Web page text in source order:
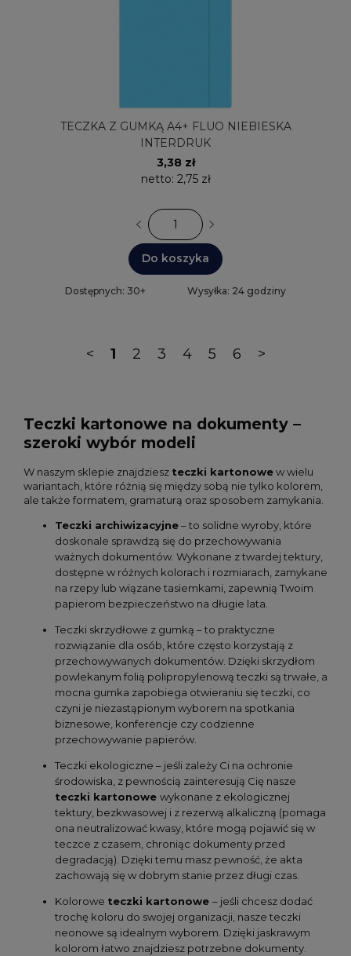
TECZKA Z GUMKĄ A4+ FLUO NIEBIESKA
INTERDRUK
3,38 zł
netto: 2,75 zł
Do koszyka
Dostępnych: 30+ Wysyłka: 24 godziny
< 1 2 3 4 5 6 >
Teczki kartonowe na dokumenty –
szeroki wybór modeli
W naszym sklepie znajdziesz teczki kartonowew wielu
wariantach, które różnią się między sobą nie tylko kolorem,
ale także formatem, gramaturą oraz sposobem zamykania.
Teczki archiwizacyjne– to solidne wyroby, które
doskonale sprawdzą się do przechowywania
ważnych dokumentów. Wykonane z twardej tektury,
dostępne w różnych kolorach i rozmiarach, zamykane
na rzepy lub wiązane tasiemkami, zapewnią Twoim
papierom bezpieczeństwo na długie lata.
Teczki skrzydłowe z gumką – to praktyczne
rozwiązanie dla osób, które często korzystają z
przechowywanych dokumentów. Dzięki skrzydłom
powlekanym folią polipropylenową teczki są trwałe, a
mocna gumka zapobiega otwieraniu się teczki, co
czyni je niezastąpionym wyborem na spotkania
biznesowe, konferencje czy codzienne
przechowywanie papierów.
Teczki ekologiczne – jeśli zależy Ci na ochronie
środowiska, z pewnością zainteresują Cię nasze
teczki kartonowe wykonane z ekologicznej
tektury, bezkwasowej i z rezerwą alkaliczną (pomaga
ona neutralizować kwasy, które mogą pojawić się w
teczce z czasem, chroniąc dokumenty przed
degradacją). Dzięki temu masz pewność, że akta
zachowają się w dobrym stanie przez długi czas.
Kolorowe teczki kartonowe – jeśli chcesz dodać
trochę koloru do swojej organizacji, nasze teczki
neonowe są idealnym wyborem. Dzięki jaskrawym
kolorom łatwo znajdziesz potrzebne dokumenty.